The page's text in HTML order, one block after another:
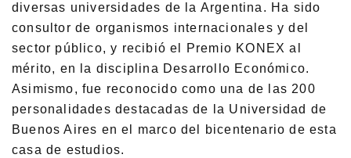
diversas universidades de la Argentina. Ha sido
consultor de organismos internacionales y del
sector público, y recibió el Premio KONEX al
mérito, en la disciplina Desarrollo Económico.
Asimismo, fue reconocido como una de las 200
personalidades destacadas de la Universidad de
Buenos Aires en el marco del bicentenario de esta
casa de estudios.